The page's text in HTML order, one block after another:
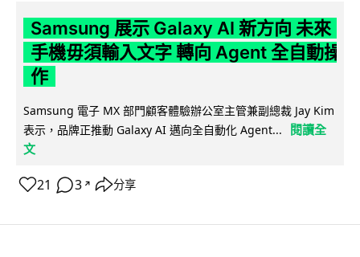
Samsung 展示 Galaxy AI 新方向 未來
手機毋須輸入文字 轉向 Agent 全自動操
作
Samsung 電子 MX 部門顧客體驗辦公室主管兼副總裁 Jay Kim
表示，品牌正推動 Galaxy AI 邁向全自動化 Agent...
閱讀全
文
21 3 ↗ 分享